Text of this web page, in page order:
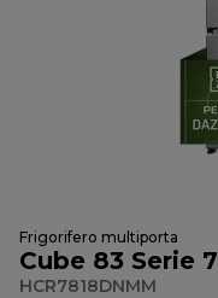
Frigorifero multiporta
Cube 83 Serie 7
HCR7818DNMM